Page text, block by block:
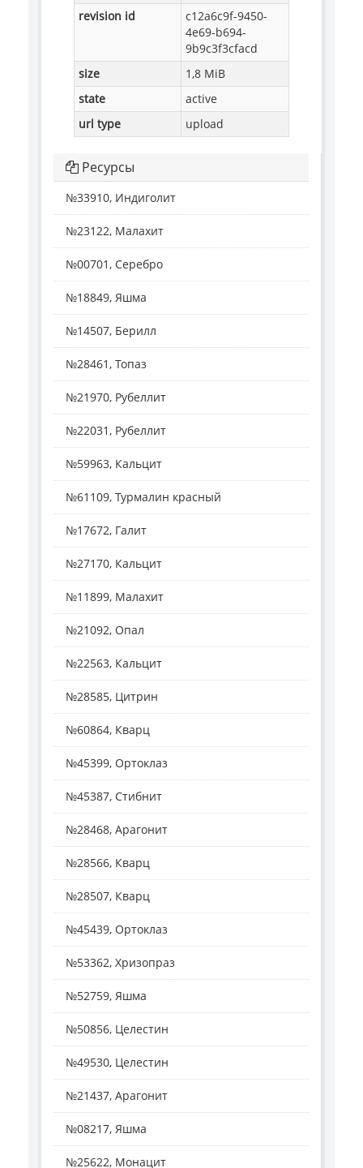
revision id
c12a6c9f-9450-
4e69-b694-
9b9c3f3cfacd
size
1,8 MiB
state
active
url type
upload
Ресурсы
№33910, Индиголит
№23122, Малахит
№00701, Серебро
№18849, Яшма
№14507, Берилл
№28461, Топаз
№21970, Рубеллит
№22031, Рубеллит
№59963, Кальцит
№61109, Турмалин красный
№17672, Галит
№27170, Кальцит
№11899, Малахит
№21092, Опал
№22563, Кальцит
№28585, Цитрин
№60864, Кварц
№45399, Ортоклаз
№45387, Стибнит
№28468, Арагонит
№28566, Кварц
№28507, Кварц
№45439, Ортоклаз
№53362, Хризопраз
№52759, Яшма
№50856, Целестин
№49530, Целестин
№21437, Арагонит
№08217, Яшма
№25622, Монацит